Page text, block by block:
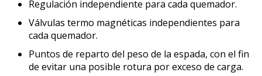
Regulación independiente para cada quemador.
Válvulas termo magnéticas independientes para
cada quemador.
Puntos de reparto del peso de la espada, con el fin
de evitar una posible rotura por exceso de carga.